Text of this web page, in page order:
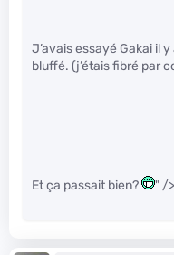
J’avais essayé Gakai il
bluffé. (j’étais fibré par
Et ça passait bien? " />